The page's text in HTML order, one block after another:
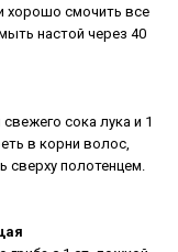
хорошо смочить все
настой через 40
сока лука и 1
в корни волос,
сверху полотенцем.